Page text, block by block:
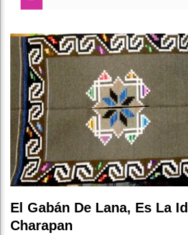
El Gabán De Lana, Es La
Charapan